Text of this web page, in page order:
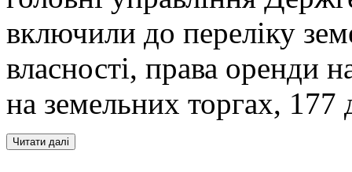
включили до переліку
власності, права оренди
на земельних торгах, 177